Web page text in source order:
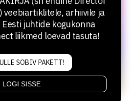
veebiartiklitele, arhiivile ja
juhtide kogukonna
liikmed loevad tasuta!
SOBIV PAKETT!
LOGI SISSE